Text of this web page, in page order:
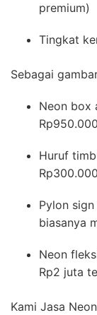
premium)
Tingkat
Sebagai
Neon box
Huruf
Pylon
biasanya
Neon
Rp2 juta
Kami Jasa